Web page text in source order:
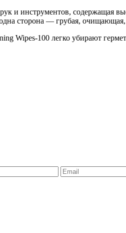
и инструментов, содержащая
сторона — грубая,
Wipes-100 легко убирают